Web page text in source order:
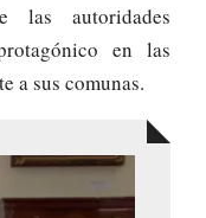
las autoridades
en las
a sus comunas.